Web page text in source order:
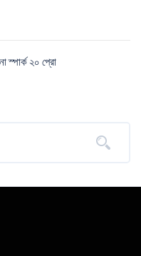
স্পার্ক ২০ প্রো